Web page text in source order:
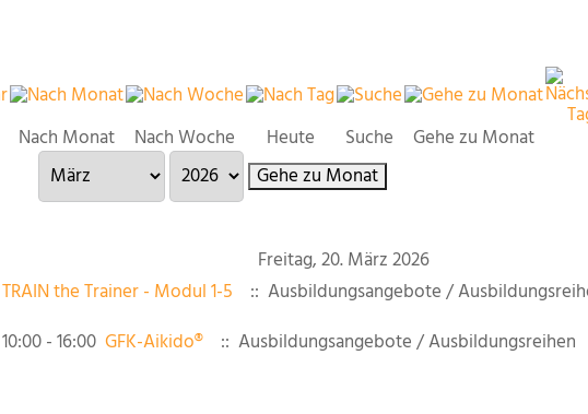
Nach Monat Nach Woche Heute Suche
Gehe zu Monat
Gehe zu Monat
Freitag, 20. März 2026
TRAIN the Trainer - Modul 1-5
:: Ausbildungsangebote /
10:00 - 16:00 GFK-Aikido® :: Ausbildungsangebote / Ausbildungsreihen